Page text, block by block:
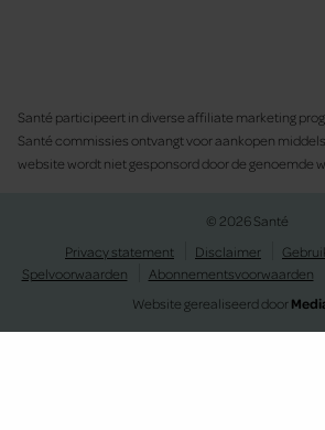
Santé participeert in diverse affiliate marketing
Santé commissies ontvangt voor aankopen
website wordt niet gesponsord door de genoemde
© 2026 Santé
Privacy statement
Disclaimer
Spelvoorwaarden
Abonnementsvoorwaarden
Website gerealiseerd door